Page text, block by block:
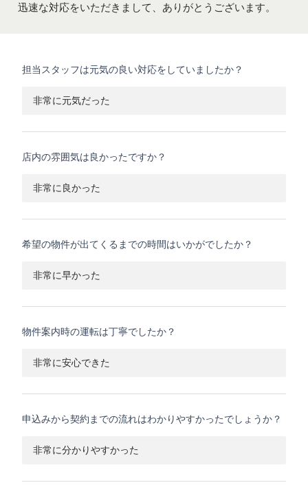
迅速な対応をいただきまして、ありがとうございます。
担当スタッフは元気の良い対応をしていましたか？
非常に元気だった
店内の雰囲気は良かったですか？
非常に良かった
希望の物件が出てくるまでの時間はいかがでしたか？
非常に早かった
物件案内時の運転は丁寧でしたか？
非常に安心できた
申込みから契約までの流れはわかりやすかったでしょうか？
非常に分かりやすかった